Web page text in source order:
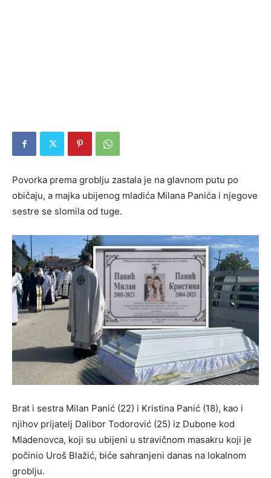
Povorka prema groblju zastala je na glavnom putu po
običaju, a majka ubijenog mladića Milana Panića i njegove
sestre se slomila od tuge.
Brat i sestra Milan Panić (22) i Kristina Panić (18), kao i
njihov prijatelj Dalibor Todorović (25) iz Dubone kod
Mladenovca, koji su ubijeni u stravičnom masakru koji je
počinio Uroš Blažić, biće sahranjeni danas na lokalnom
groblju.